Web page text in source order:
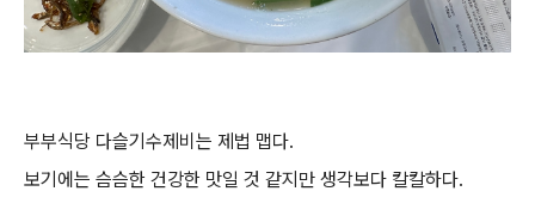
부부식당 다슬기수제비는 제법 맵다.
보기에는 슴슴한 건강한 맛일 것 같지만 생각보다 칼칼하다.